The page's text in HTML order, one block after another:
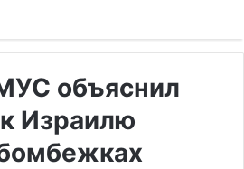
объяснил
Израилю